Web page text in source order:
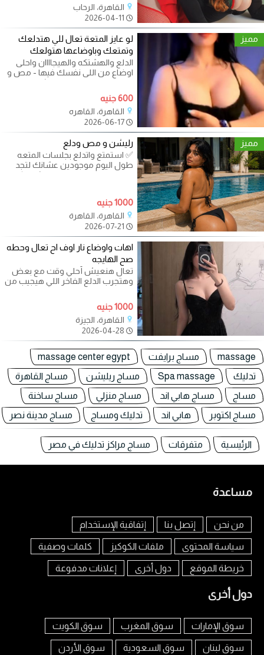
القاهرة، الرحاب
مميز
لو عايز المتعة تعال للي هتدلعك
وتمتعك وباوضاعها هتولعك
الدلع والهشتكه والهيجاااان واحلى
اوضاع من اللى نفسك فيها - مص و
لحس و هابي و بدي الريليشن
600 جنيه
القاهرة، القاهره
2026-06-17
مميز رليشن و مص ودلع
✅ استمتع واتدلع بجلسات المتعه
طول اليوم موجودين عشانك لتجد
الراحة والاسترخاء بعد يوم شاق. ✅
1000 جنيه
القاهرة، القاهرة
اهات واوضاع نار اوف اح تعال وحطه
صح الهايجه
تعال هنعيش أحلي وقت مع بعض
وهتجرب الدلع الفاخر اللي هيجيب من
والاستجمام
1000 جنيه
القاهرة، الجيزة
massage مساج برايفت
massage center egypt
تدليك
Spa massage مساج ريليشن
مساج القاهرة
مساج
مساج هابي اند مساج منزلي
مساج ساخنة
مساج اكتوبر
هابي اند تدليك ومساج مساج مدينة نصر
الرئيسية متفرقات مساج مراكز تدليك في مصر
مساعدة
من نحن إتصل بنا إتفاقية الإستخدام
سياسة المحتوى ملفات الكوكيز كلمات وصفية
خريطة الموقع دول أخرى إعلانات مدفوعة
دول أخرى
سوق الإمارات سوق المغرب سوق الكويت
سوق لبنان سوق السعودية سوق الأردن